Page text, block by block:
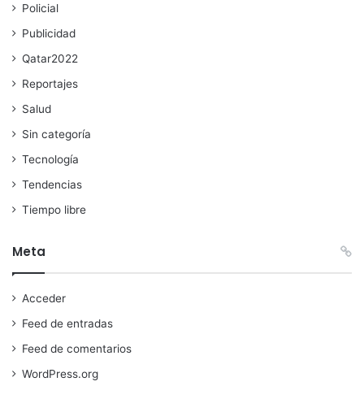
Policial
Publicidad
Qatar2022
Reportajes
Salud
Sin categoría
Tecnología
Tendencias
Tiempo libre
Meta
Acceder
Feed de entradas
Feed de comentarios
WordPress.org